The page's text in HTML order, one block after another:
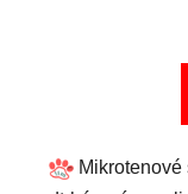
Mikrotenové